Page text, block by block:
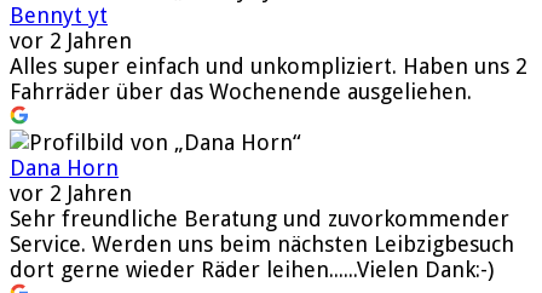
Bennyt yt
vor 2 Jahren
Alles super einfach und unkompliziert. Haben uns 2
Fahrräder über das Wochenende ausgeliehen.
Dana Horn
vor 2 Jahren
Sehr freundliche Beratung und zuvorkommender
Service. Werden uns beim nächsten Leibzigbesuch
dort gerne wieder Räder leihen......Vielen Dank:-)